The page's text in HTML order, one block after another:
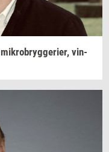
mi­kro­bryg­ge­ri­er, vin­